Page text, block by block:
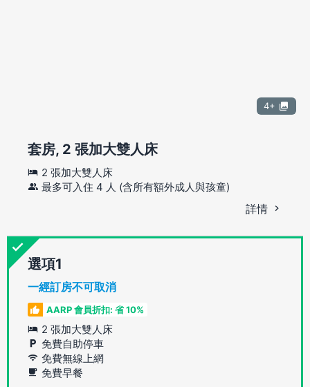
4+
套房, 2 張加大雙人床
2 張加大雙人床
最多可入住 4 人 (含所有額外成人與孩童)
詳情
選項
一經訂房不可取消
AARP 會員折扣: 省 10%
2 張加大雙人床
免費自助停車
免費無線上網
免費早餐